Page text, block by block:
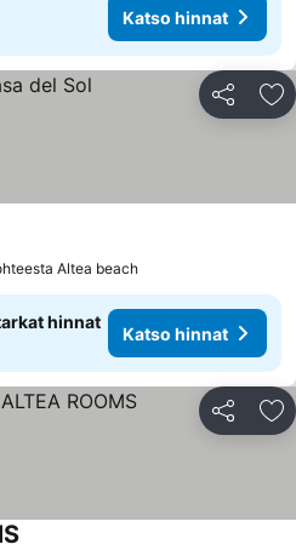
Katso hinnat
Jaa
Altea beach
hinnat
Katso hinnat
Jaa